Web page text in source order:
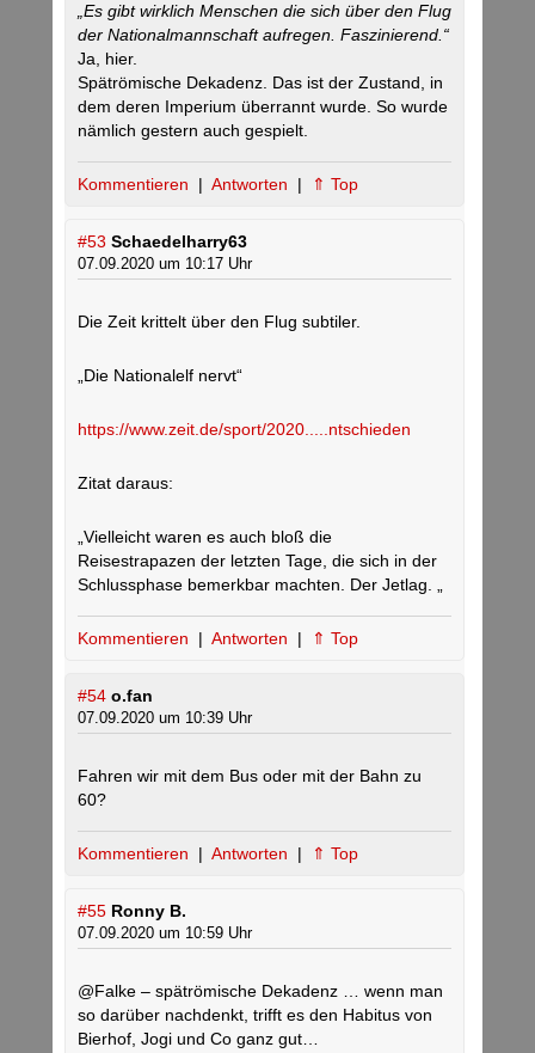
„Es gibt wirklich Menschen die sich über den Flug
der Nationalmannschaft aufregen. Faszinierend.“
Ja, hier.
Spätrömische Dekadenz. Das ist der Zustand, in
dem deren Imperium überrannt wurde. So wurde
nämlich gestern auch gespielt.
Kommentieren | Antworten | ⇑ Top
#53 Schaedelharry63
07.09.2020 um 10:17 Uhr
Die Zeit krittelt über den Flug subtiler.
„Die Nationalelf nervt“
https://www.zeit.de/sport/2020.....ntschieden
Zitat daraus:
„Vielleicht waren es auch bloß die
Reisestrapazen der letzten Tage, die sich in der
Schlussphase bemerkbar machten. Der Jetlag. „
Kommentieren | Antworten | ⇑ Top
#54 o.fan
07.09.2020 um 10:39 Uhr
Fahren wir mit dem Bus oder mit der Bahn zu
60?
Kommentieren | Antworten | ⇑ Top
#55 Ronny B.
07.09.2020 um 10:59 Uhr
@Falke – spätrömische Dekadenz … wenn man
so darüber nachdenkt, trifft es den Habitus von
Bierhof, Jogi und Co ganz gut…